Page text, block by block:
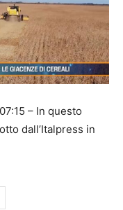
– In questo
dall’Italpress in